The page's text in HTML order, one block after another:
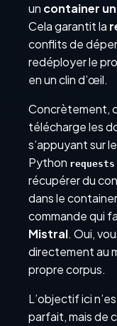
un container
Cela garantit la
conflits de
redéployer le
en un clin d’œil.
Concrètement,
télécharge les
s’appuyant sur
Python requests
récupérer du
dans le
commande qui
Mistral. Oui,
directement au
propre corpus.
L’objectif ici
parfait, mais de